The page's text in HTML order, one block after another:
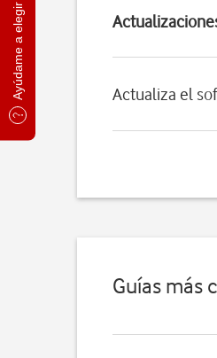
Ayúdame a elegir Actualiza el
Guías más